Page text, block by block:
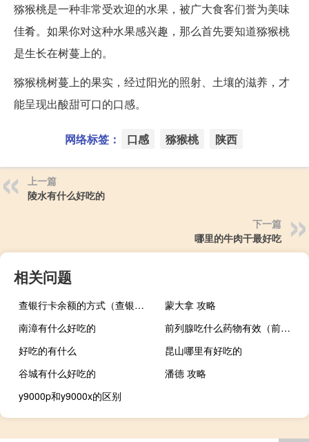
猕猴桃是一种非常受欢迎的水果，被广大食客们誉为美味
佳肴。如果你对这种水果感兴趣，那么首先要知道猕猴桃
是生长在树蔓上的。
猕猴桃树蔓上的果实，经过阳光的照射、土壤的滋养，才
能呈现出酸甜可口的口感。
网络标签： 口感 猕猴桃 陕西
上一篇
陵水有什么好吃的
下一篇
哪里的牛肉干最好吃
相关问题
查银行卡余额的方式（查银行卡余额）
蒙大拿 攻略
南漳有什么好吃的
前列腺吃什么药物有效（前列腺吃什么药最有效）
好吃的有什么
昆山哪里有好吃的
谷城有什么好吃的
潘德 攻略
y9000p和y9000x的区别